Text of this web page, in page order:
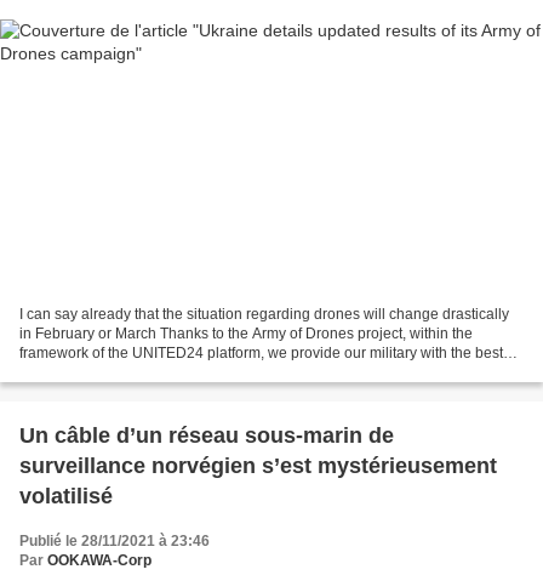
I can say already that the situation regarding drones will change drastically
in February or March Thanks to the Army of Drones project, within the
framework of the UNITED24 platform, we provide our military with the best
Un câble d’un réseau sous-marin de
surveillance norvégien s’est mystérieusement
volatilisé
Publié le 28/11/2021 à 23:46
Par OOKAWA-Corp